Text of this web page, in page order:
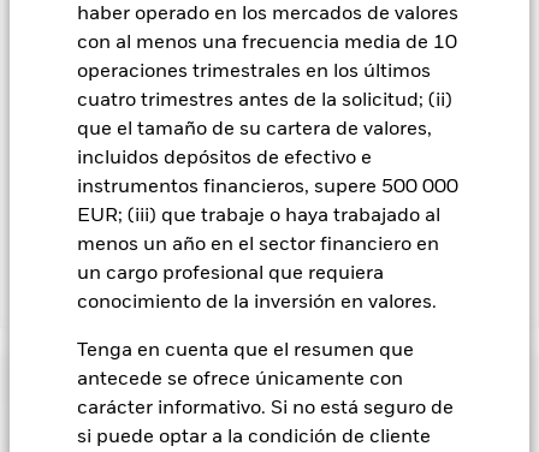
haber operado en los mercados de valores
con al menos una frecuencia media de 10
operaciones trimestrales en los últimos
cuatro trimestres antes de la solicitud; (ii)
que el tamaño de su cartera de valores,
incluidos depósitos de efectivo e
instrumentos financieros, supere 500 000
EUR; (iii) que trabaje o haya trabajado al
menos un año en el sector financiero en
un cargo profesional que requiera
conocimiento de la inversión en valores.
Tenga en cuenta que el resumen que
antecede se ofrece únicamente con
carácter informativo. Si no está seguro de
si puede optar a la condición de cliente
divisas está disponible mediante solicitud a la sociedad
gestora del fondo.
En la medida en que el Fondo opere en préstamos de valores
para reducir los gastos, el propio Fondo percibirá el 62,5% de
los ingresos asociadas que se generen, y el 37,5% restante se
recibirá por BlackRock en calidad de agente de préstamo de
de valores no incrementa los costes de funcionamiento del
Fondo, esto ha quedado excluido de los gastos corrientes.
Mostrar menos
BSF Global Event Driven Fund
Rentabilidad
Gráfico de rendimiento